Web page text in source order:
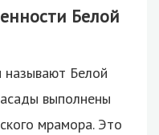
Белой
Белой
выполнены
мрамора. Это